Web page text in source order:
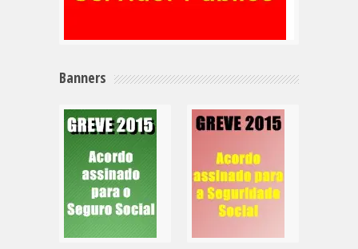
Banners